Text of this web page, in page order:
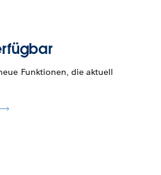
Funktionen, die aktuell